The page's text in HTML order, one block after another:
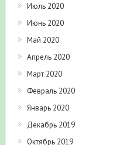
Июль 2020
Июнь 2020
Май 2020
Апрель 2020
Март 2020
Февраль 2020
Январь 2020
Декабрь 2019
Октябрь 2019